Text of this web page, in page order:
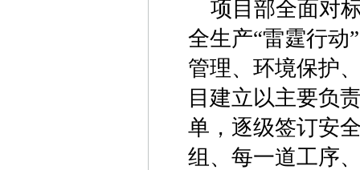
项目部全面对
全生产“雷霆行动
管理、环境保护
目建立以主要负
单，逐级签订安
组、每一道工序